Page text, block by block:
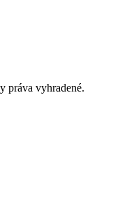
práva vyhradené.